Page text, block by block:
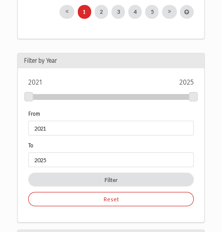
1 2 3 4 5
Filter by Year
2021 2025
From
To
Filter
Reset